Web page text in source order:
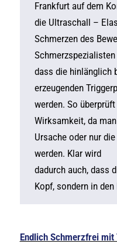
Frankfurt auf dem
die Ultraschall –
Schmerzen des
dass die hinlänglich
erzeugenden
werden. So
Wirksamkeit, da
Ursache oder nur
werden. Klar wird
dadurch auch, dass
Kopf, sondern in
Endlich Schmerzfrei